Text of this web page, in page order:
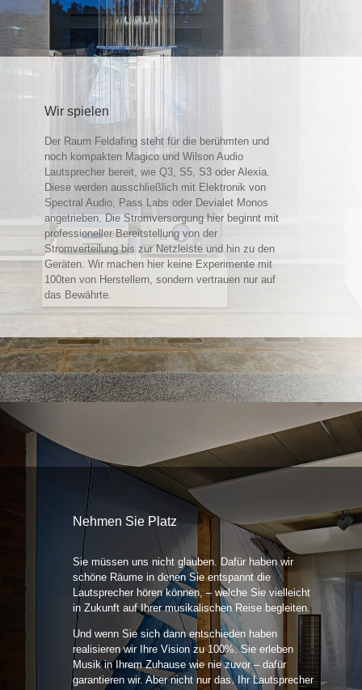
Wir spielen
Der Raum Feldafing steht für die berühmten und
noch kompakten Magico und Wilson Audio
Lautsprecher bereit, wie Q3, S5, S3 oder Alexia.
Diese werden ausschließlich mit Elektronik von
Spectral Audio, Pass Labs oder Devialet Monos
angetrieben. Die Stromversorgung hier beginnt mit
professioneller Bereitstellung von der
Stromverteilung bis zur Netzleiste und hin zu den
Geräten. Wir machen hier keine Experimente mit
100ten von Herstellern, sondern vertrauen nur auf
das Bewährte.
Nehmen Sie Platz
Sie müssen uns nicht glauben. Dafür haben wir
schöne Räume in denen Sie entspannt die
Lautsprecher hören können, – welche Sie vielleicht
in Zukunft auf Ihrer musikalischen Reise begleiten.
Und wenn Sie sich dann entschieden haben
realisieren wir Ihre Vision zu 100%. Sie erleben
Musik in Ihrem Zuhause wie nie zuvor – dafür
garantieren wir. Aber nicht nur das. Ihr Lautsprecher